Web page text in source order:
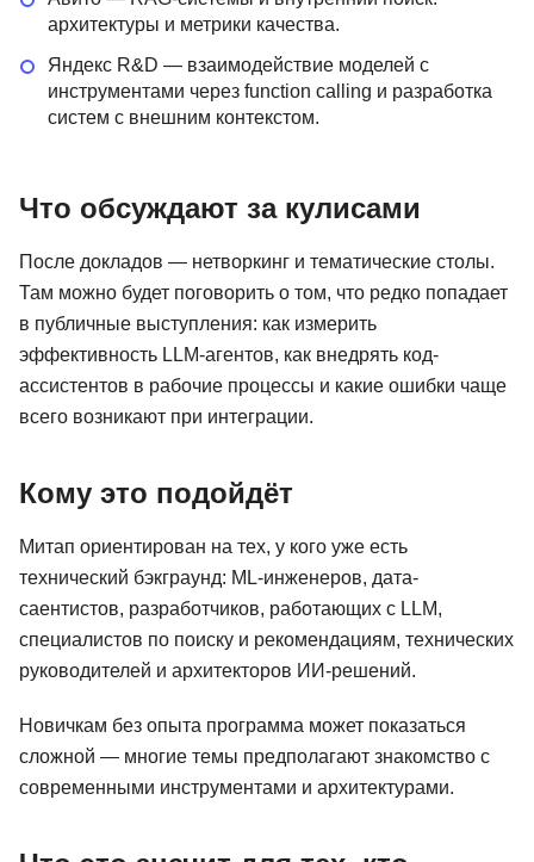
архитектуры и метрики качества.
Яндекс R&D — взаимодействие моделей с
инструментами через function calling и разработка
систем с внешним контекстом.
Что обсуждают за кулисами
После докладов — нетворкинг и тематические столы.
Там можно будет поговорить о том, что редко попадает
в публичные выступления: как измерить
эффективность LLM-агентов, как внедрять код-
ассистентов в рабочие процессы и какие ошибки чаще
всего возникают при интеграции.
Кому это подойдёт
Митап ориентирован на тех, у кого уже есть
технический бэкграунд: ML-инженеров, дата-
саентистов, разработчиков, работающих с LLM,
специалистов по поиску и рекомендациям, технических
руководителей и архитекторов ИИ-решений.
Новичкам без опыта программа может показаться
сложной — многие темы предполагают знакомство с
современными инструментами и архитектурами.